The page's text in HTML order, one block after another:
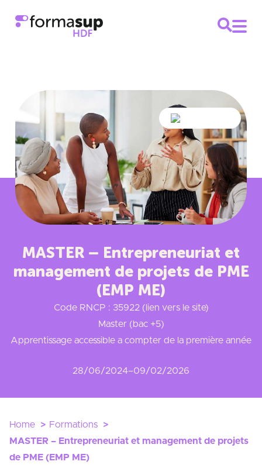
MASTER – Entrepreneuriat et
management de projets de PME
(EMP ME)
Code RNCP : 35922 (lien vers le site)
Master (bac +5)
Apprentissage accessible a compter de la première année
28/06/2024–09/02/2026
Home
Formations
MASTER – Entrepreneuriat et management de projets
de PME (EMP ME)